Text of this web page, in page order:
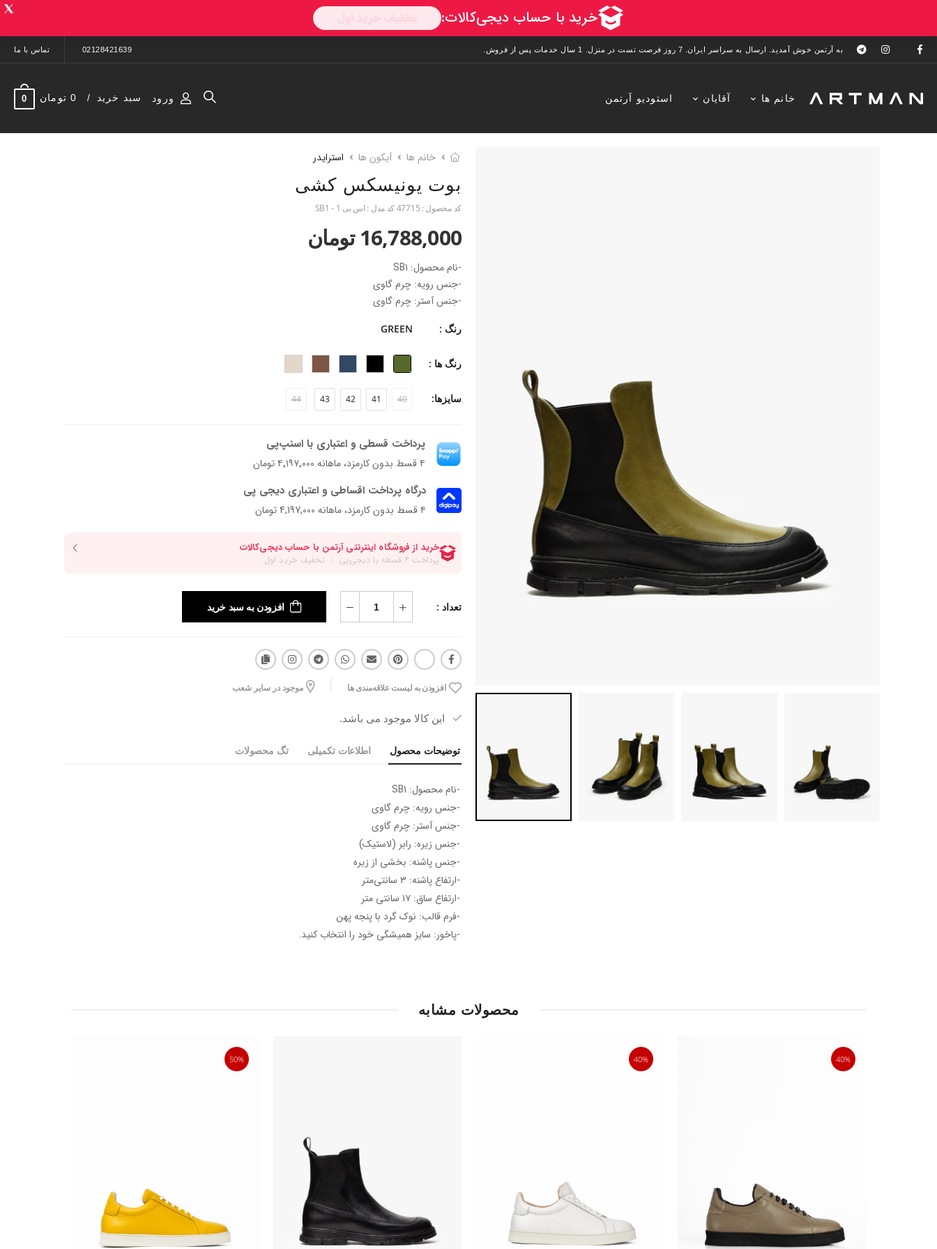
به آرتمن خوش آمدید. ارسال به سراسر ایران. 7 روز فرصت تست در منزل. 1 سال خدمات پس از فروش. 02128421639 تماس با ما
خانم ها آقایان استودیو آرتمن ورود سبد خرید 0 تومان 0
خانم ها آیکون ها استرایدر
بوت یونیسکس کشی
کد محصول : 47715کد مدل : اس بی 1 - SB1
16,788,000 تومان
-نام محصول: SB1
-جنس رویه: چرم گاوی
-جنس آستر: چرم گاوی
-جنس پاشنه: بخشی از زیره
-ارتفاع پاشنه: ۳ سانتی‌متر
-ارتفاع ساق: ۱۷ سانتی متر
-فرم قالب: نوک گرد با پنجه پهن
-پاخور: سایز همیشگی خود را انتخاب کنید.
رنگ : GREEN
رنگ ها :
سایزها: 40
41
42
43
44
پرداخت قسطی و اعتباری با اسنپ‌پی
۴ قسط بدون کارمزد، ماهانه ۴٬۱۹۷٬۰۰۰ تومان
درگاه پرداخت اقساطی و اعتباری دیجی پی
۴ قسط بدون کارمزد، ماهانه 4,197,000 تومان
تعداد : افزودن به سبد خرید
افزودن به لیست علاقه‌مندی ها موجود در سایر شعب
این کالا موجود می باشد.
توضیحات محصول اطلاعات تکمیلی تگ محصولات
-نام محصول: SB1
-جنس رویه: چرم گاوی
-جنس آستر: چرم گاوی
-جنس زیره: رابر (لاستیک)
-جنس پاشنه: بخشی از زیره
-ارتفاع پاشنه: ۳ سانتی‌متر
-ارتفاع ساق: ۱۷ سانتی متر
-فرم قالب: نوک گرد با پنجه پهن
-پاخور: سایز همیشگی خود را انتخاب کنید.
محصولات مشابه
40%
40%
50%